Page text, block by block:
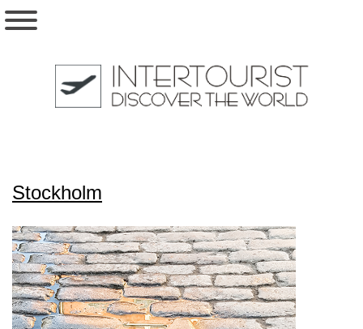
Stockholm